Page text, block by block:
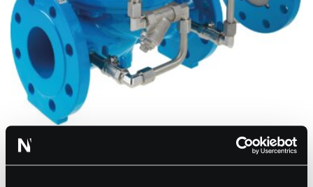
Mengderegulering med trykkredusering, Hawido